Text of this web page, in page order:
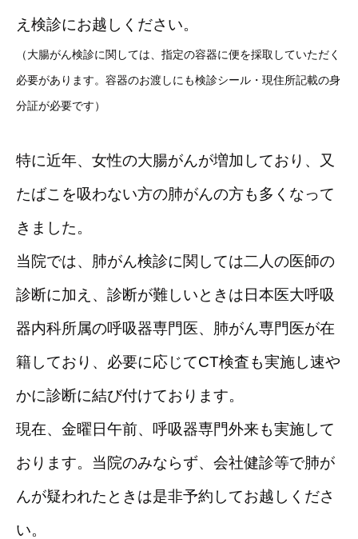
え検診にお越しください。
（大腸がん検診に関しては、指定の容器に便を採取していただく
必要があります。容器のお渡しにも検診シール・現住所記載の身
分証が必要です）
特に近年、女性の大腸がんが増加しており、又
たばこを吸わない方の肺がんの方も多くなって
きました。
当院では、肺がん検診に関しては二人の医師の
診断に加え、診断が難しいときは日本医大呼吸
器内科所属の呼吸器専門医、肺がん専門医が在
籍しており、必要に応じてCT検査も実施し速や
かに診断に結び付けております。
現在、金曜日午前、呼吸器専門外来も実施して
おります。当院のみならず、会社健診等で肺が
んが疑われたときは是非予約してお越しくださ
い。